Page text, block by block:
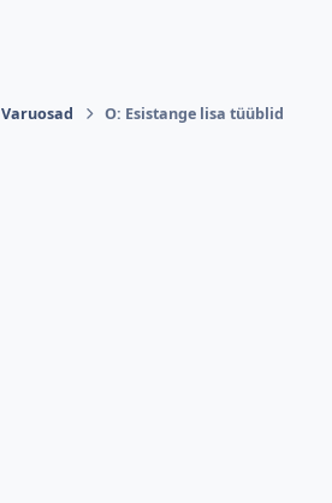
Varuosad O: Esistange lisa tüüblid